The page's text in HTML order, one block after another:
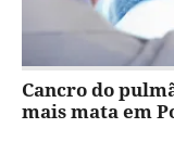
Cancro do
mais mata em